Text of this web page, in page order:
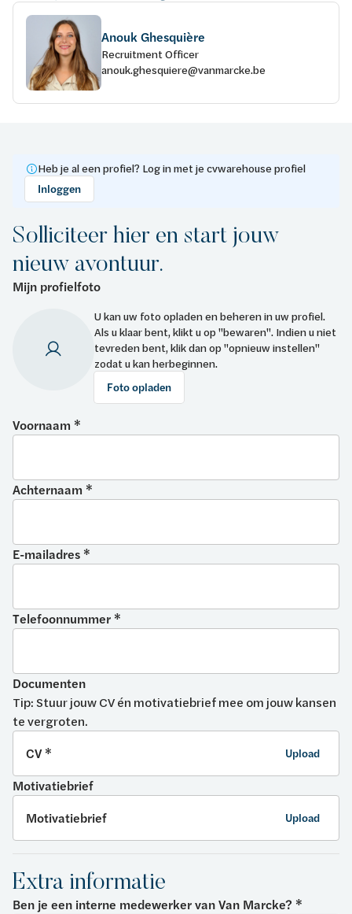
Anouk Ghesquière
Recruitment Officer
anouk.ghesquiere@vanmarcke.be
Heb je al een profiel? Log in met je cvwarehouse profiel
Inloggen
Solliciteer hier en start jouw
nieuw avontuur.
Mijn profielfoto
U kan uw foto opladen en beheren in uw profiel.
Als u klaar bent, klikt u op "bewaren". Indien u niet
tevreden bent, klik dan op "opnieuw instellen"
zodat u kan herbeginnen.
Foto opladen
Voornaam *
Achternaam *
E-mailadres *
Telefoonnummer *
Documenten
Tip: Stuur jouw CV én motivatiebrief mee om jouw kansen
te vergroten.
CV * Upload
Motivatiebrief
Motivatiebrief
Upload
Extra informatie
Ben je een interne medewerker van Van Marcke? *